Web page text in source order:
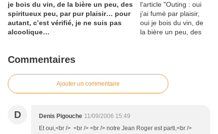
je bois du vin, de la bière un peu, des
spiritueux peu, par pur plaisir… pour
autant, c’est vérifié, je ne suis pas
alcoolique…
Commentaires
Ajouter un commentaire
D Denis Pigouche 11/09/2006 15:49
Et oui,<br /> <br /> <br /> notre Jean Roger est parti,<br />